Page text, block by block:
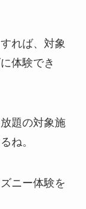
れば、対象
体験でき
題の対象施
ね。
ニー体験を